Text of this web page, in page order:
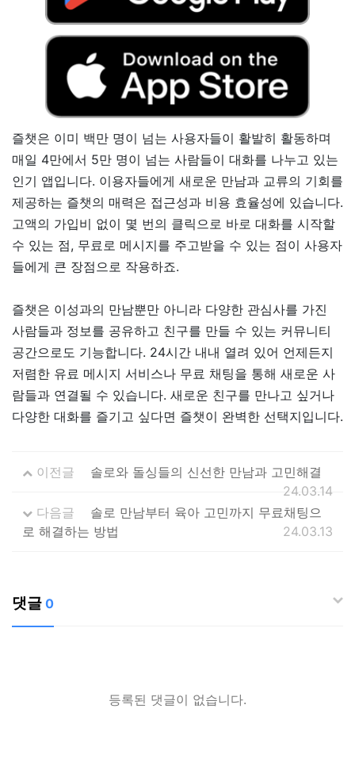
즐챗은 이미 백만 명이 넘는 사용자들이 활발히 활동하며
매일 4만에서 5만 명이 넘는 사람들이 대화를 나누고 있는
인기 앱입니다. 이용자들에게 새로운 만남과 교류의 기회를
제공하는 즐챗의 매력은 접근성과 비용 효율성에 있습니다.
고액의 가입비 없이 몇 번의 클릭으로 바로 대화를 시작할
수 있는 점, 무료로 메시지를 주고받을 수 있는 점이 사용자
들에게 큰 장점으로 작용하죠.
즐챗은 이성과의 만남뿐만 아니라 다양한 관심사를 가진
사람들과 정보를 공유하고 친구를 만들 수 있는 커뮤니티
공간으로도 기능합니다. 24시간 내내 열려 있어 언제든지
저렴한 유료 메시지 서비스나 무료 채팅을 통해 새로운 사
람들과 연결될 수 있습니다. 새로운 친구를 만나고 싶거나
다양한 대화를 즐기고 싶다면 즐챗이 완벽한 선택지입니다.
이전글
솔로와 돌싱들의 신선한 만남과 고민해결
24.03.14
다음글
솔로 만남부터 육아 고민까지 무료채팅으
로 해결하는 방법
24.03.13
댓글 0
등록된 댓글이 없습니다.